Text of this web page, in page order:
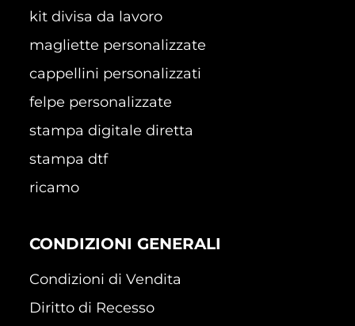
kit divisa da lavoro
magliette personalizzate
cappellini personalizzati
felpe personalizzate
stampa digitale diretta
stampa dtf
ricamo
CONDIZIONI GENERALI
Condizioni di Vendita
Diritto di Recesso